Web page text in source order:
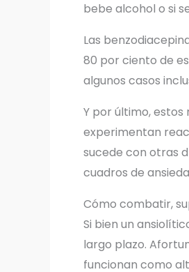
bebe alcohol o si
Las
80 por ciento de
algunos casos
Y por último,
experimentan
sucede con otras
cuadros de
Cómo combatir,
Si bien un
largo plazo.
funcionan como